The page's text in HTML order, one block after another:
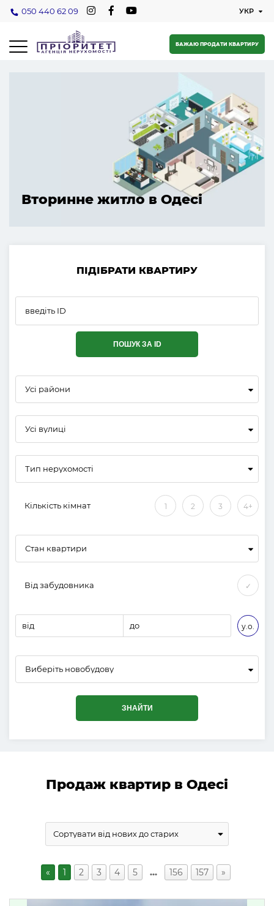
050 440 62 09
БАЖАЮ ПРОДАТИ КВАРТИРУ
Вторинне житло в Одесі
ПІДІБРАТИ КВАРТИРУ
ПОШУК ЗА ID
Усі райони
Усі вулиці
Кількість кімнат 1 2 3 4+
Стан квартири
Від забудовника ✓
від до у.о.
Виберіть новобудову
ЗНАЙТИ
Продаж квартир в Одесі
« 1 2 3 4 5 … 156 157 »